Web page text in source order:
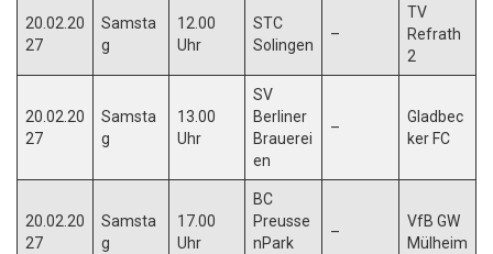
20.02.20
27
Samsta
g
12.00
Uhr
STC
Solingen
–
TV
Refrath
2
20.02.20
27
Samsta
g
13.00
Uhr
SV
Berliner
Brauerei
en
–
Gladbec
ker FC
20.02.20
27
Samsta
g
17.00
Uhr
BC
Preusse
nPark
–
VfB GW
Mülheim